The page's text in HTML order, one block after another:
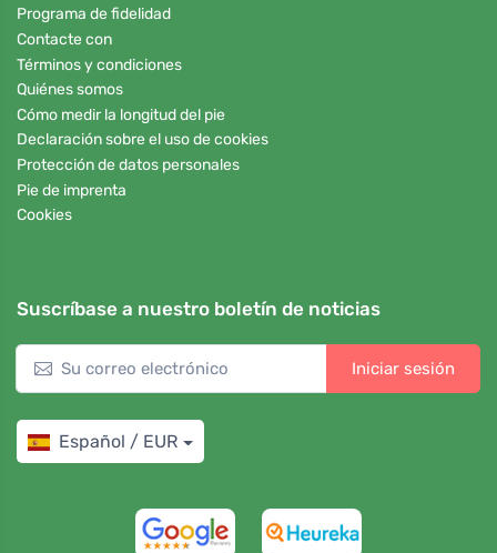
Programa de fidelidad
Contacte con
Términos y condiciones
Quiénes somos
Cómo medir la longitud del pie
Declaración sobre el uso de cookies
Protección de datos personales
Pie de imprenta
Cookies
Suscríbase a nuestro boletín de noticias
Iniciar sesión
Español / EUR